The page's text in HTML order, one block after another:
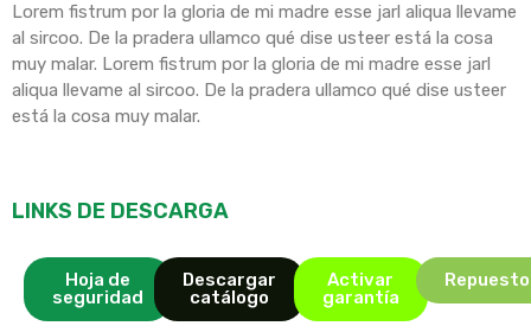
Lorem fistrum por la gloria de mi madre esse jarl aliqua llevame
al sircoo. De la pradera ullamco qué dise usteer está la cosa
muy malar. Lorem fistrum por la gloria de mi madre esse jarl
aliqua llevame al sircoo. De la pradera ullamco qué dise usteer
está la cosa muy malar.
LINKS DE DESCARGA
Hoja de
seguridad
Descargar
catálogo
Activar
garantía